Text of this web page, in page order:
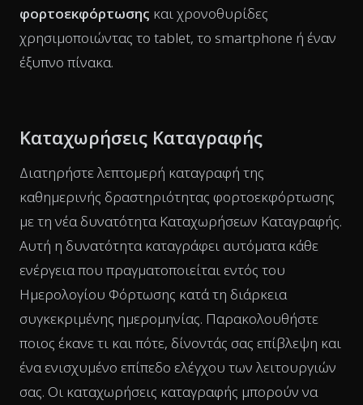
φορτοεκφόρτωσης και χρονοθυρίδες
χρησιμοποιώντας το tablet, το smartphone ή έναν
έξυπνο πίνακα.
Καταχωρήσεις Καταγραφής
Διατηρήστε λεπτομερή καταγραφή της
καθημερινής δραστηριότητας φορτοεκφόρτωσης
με τη νέα δυνατότητα Καταχωρήσεων Καταγραφής.
Αυτή η δυνατότητα καταγράφει αυτόματα κάθε
ενέργεια που πραγματοποιείται εντός του
Ημερολογίου Φόρτωσης κατά τη διάρκεια
συγκεκριμένης ημερομηνίας. Παρακολουθήστε
ποιος έκανε τι και πότε, δίνοντάς σας επίβλεψη και
ένα ενισχυμένο επίπεδο ελέγχου των λειτουργιών
σας. Οι καταχωρήσεις καταγραφής μπορούν να